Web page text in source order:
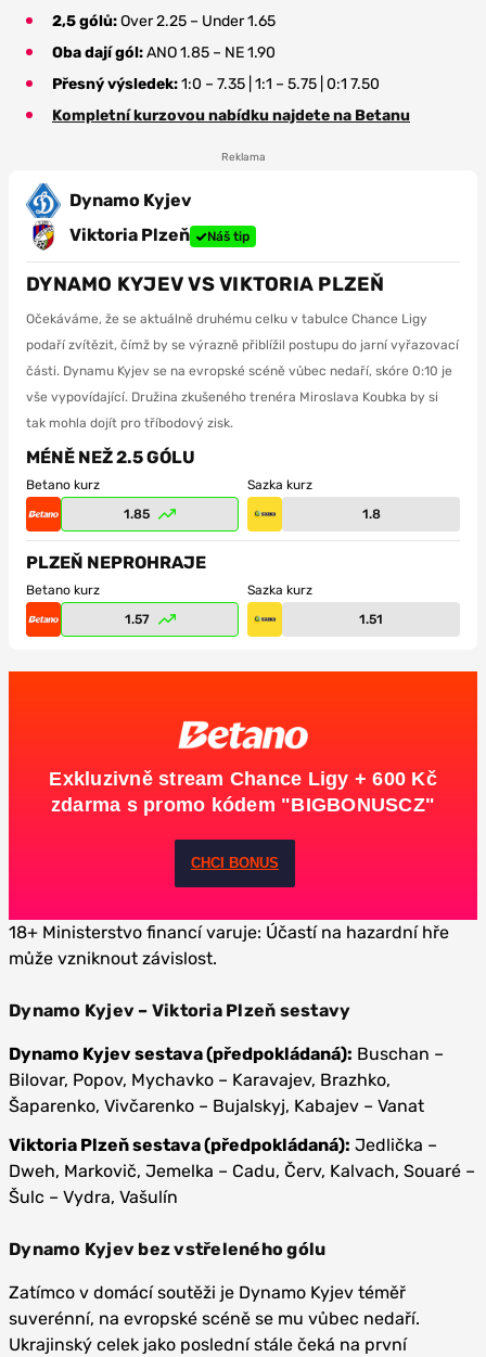
2,5 gólů:Over 2.25 – Under 1.65
Oba dají gól:ANO 1.85 – NE 1.90
Přesný výsledek:1:0 – 7.35 | 1:1 – 5.75 | 0:1 7.50
Kompletní kurzovou nabídku najdete na Betanu
Reklama
Dynamo Kyjev
Viktoria Plzeň
Náš tip
DYNAMO KYJEV VS VIKTORIA PLZEŇ
Očekáváme, že se aktuálně druhému celku v tabulce Chance Ligy
podaří zvítězit, čímž by se výrazně přiblížil postupu do jarní vyřazovací
části. Dynamu Kyjev se na evropské scéně vůbec nedaří, skóre 0:10 je
vše vypovídající. Družina zkušeného trenéra Miroslava Koubka by si
tak mohla dojít pro tříbodový zisk.
MÉNĚ NEŽ 2.5 GÓLU
Betano kurz
1.85
Sazka kurz
1.8
PLZEŇ NEPROHRAJE
Betano kurz
1.57
Sazka kurz
1.51
Exkluzivně stream Chance Ligy + 600 Kč
zdarma s promo kódem "BIGBONUSCZ"
CHCI BONUS
18+ Ministerstvo financí varuje: Účastí na hazardní hře
může vzniknout závislost.
Dynamo Kyjev – Viktoria Plzeň sestavy
Dynamo Kyjev sestava (předpokládaná): Buschan –
Bilovar, Popov, Mychavko – Karavajev, Brazhko,
Šaparenko, Vivčarenko – Bujalskyj, Kabajev – Vanat
Viktoria Plzeň sestava (předpokládaná): Jedlička –
Dweh, Markovič, Jemelka – Cadu, Červ, Kalvach, Souaré –
Šulc – Vydra, Vašulín
Dynamo Kyjev bez vstřeleného gólu
Zatímco v domácí soutěži je Dynamo Kyjev téměř
suverénní, na evropské scéně se mu vůbec nedaří.
Ukrajinský celek jako poslední stále čeká na první